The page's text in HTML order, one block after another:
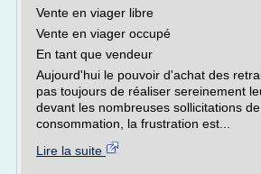
Vente en viager libre
Vente en viager occupé
En tant que vendeur
Aujourd'hui le pouvoir d'achat des
pas toujours de réaliser sereinement
devant les nombreuses sollicitations
consommation, la frustration est...
Lire la suite